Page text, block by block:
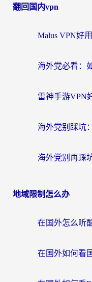
翻回国内vpn
地域限制怎么办